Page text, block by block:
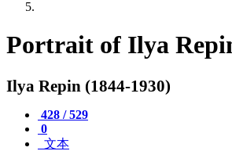
Portrait of Ilya
Ilya Repin (1844-1930)
428 / 529
0
文本